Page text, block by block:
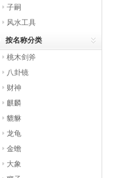
子嗣
风水工具
按名称分类
桃木剑斧
八卦镜
财神
麒麟
貔貅
龙龟
金蟾
大象